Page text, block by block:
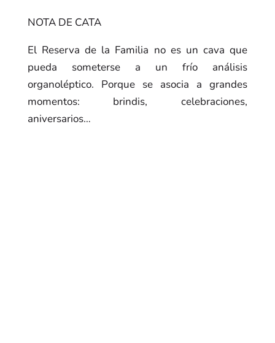
NOTA DE CATA
El Reserva de la Familia no es un cava que
pueda someterse a un frío análisis
organoléptico. Porque se asocia a grandes
momentos: brindis, celebraciones,
aniversarios…